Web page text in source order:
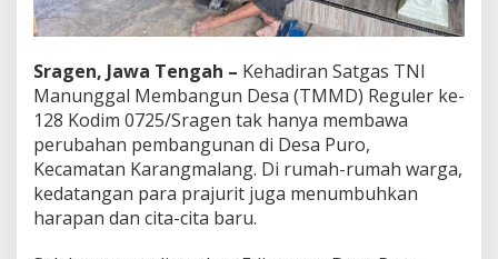
a
-
i
t
S
a
n
g
A
n
Sragen, Jawa Tengah – Kehadiran Satgas TNI
Manunggal Membangun Desa (TMMD) Reguler ke-
128 Kodim 0725/Sragen tak hanya membawa
perubahan pembangunan di Desa Puro,
Kecamatan Karangmalang. Di rumah-rumah warga,
kedatangan para prajurit juga menumbuhkan
harapan dan cita-cita baru.